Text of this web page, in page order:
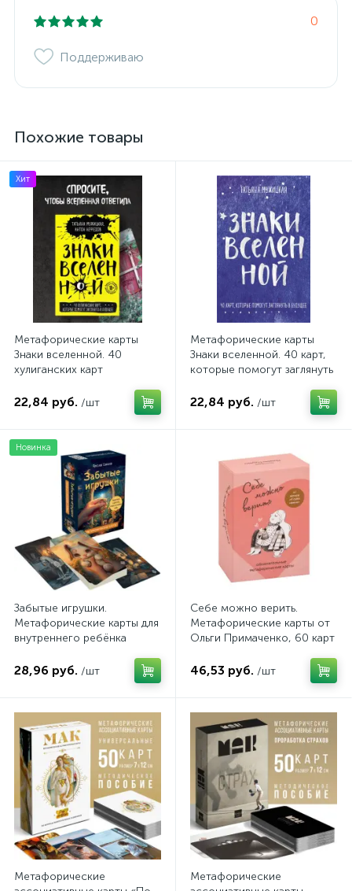
0
Поддерживаю
Похожие товары
Хит
Метафорические карты
Знаки вселенной. 40
хулиганских карт
22,84 руб. /шт
Метафорические карты
Знаки вселенной. 40 карт,
которые помогут заглянуть
22,84 руб. /шт
Новинка
Забытые игрушки.
Метафорические карты для
внутреннего ребёнка
28,96 руб. /шт
Себе можно верить.
Метафорические карты от
Ольги Примаченко, 60 карт
46,53 руб. /шт
Метафорические
Метафорические